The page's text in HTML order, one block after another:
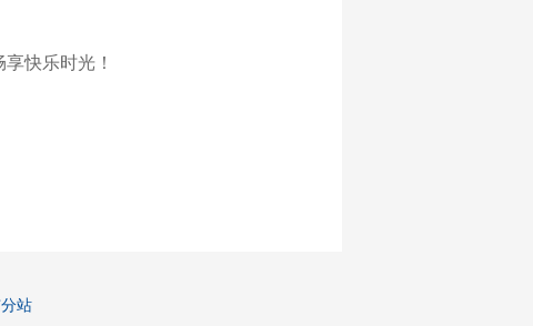
快乐时光！
站